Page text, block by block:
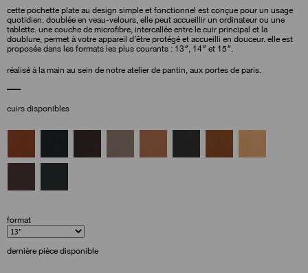
euros
cette pochette plate au design simple et fonctionnel est conçue pour un usage
quotidien. doublée en veau-velours, elle peut accueillir un ordinateur ou une
tablette. une couche de microfibre, intercallée entre le cuir principal et la
doublure, permet à votre appareil d’être protégé et accueilli en douceur. elle est
proposée dans les formats les plus courants : 13″, 14″ et 15″.
réalisé à la main au sein de notre atelier de pantin, aux portes de paris.
cuirs disponibles
format
dernière pièce disponible